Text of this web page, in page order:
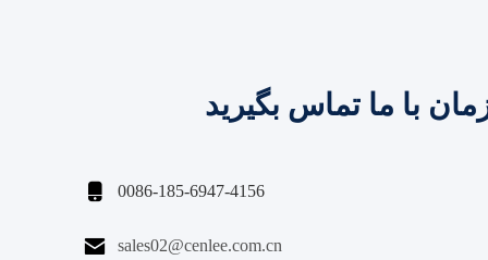
با ما تماس بگیرید
 0086-185-6947-4156
 sales02@cenlee.com.cn